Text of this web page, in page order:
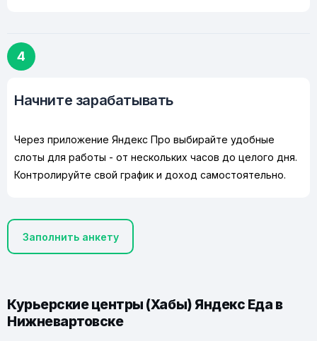
4
Начните зарабатывать
Через приложение Яндекс Про выбирайте удобные
слоты для работы - от нескольких часов до целого дня.
Контролируйте свой график и доход самостоятельно.
Заполнить анкету
Курьерские центры (Хабы) Яндекс Еда в
Нижневартовске